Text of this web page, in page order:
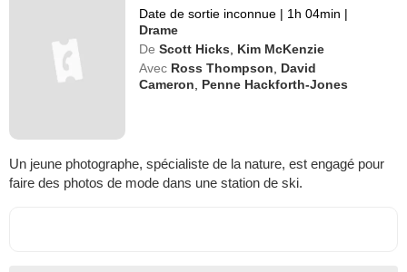
Date de sortie inconnue | 1h 04min |
Drame
De Scott Hicks
Kim McKenzie
Avec Ross Thompson
David
Cameron
Penne Hackforth-Jones
Un jeune photographe, spécialiste de la nature, est engagé pour
faire des photos de mode dans une station de ski.